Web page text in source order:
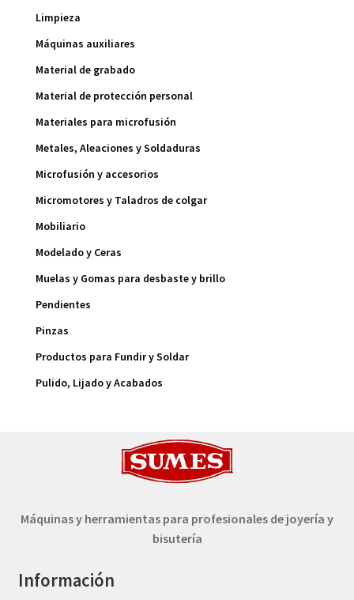
Limpieza
Máquinas auxiliares
Material de grabado
Material de protección personal
Materiales para microfusión
Metales, Aleaciones y Soldaduras
Microfusión y accesorios
Micromotores y Taladros de colgar
Mobiliario
Modelado y Ceras
Muelas y Gomas para desbaste y brillo
Pendientes
Pinzas
Productos para Fundir y Soldar
Pulido, Lijado y Acabados
Máquinas y herramientas para profesionales de joyería y
bisutería
Información